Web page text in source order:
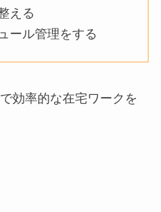
える
ール管理をする
効率的な在宅ワークを